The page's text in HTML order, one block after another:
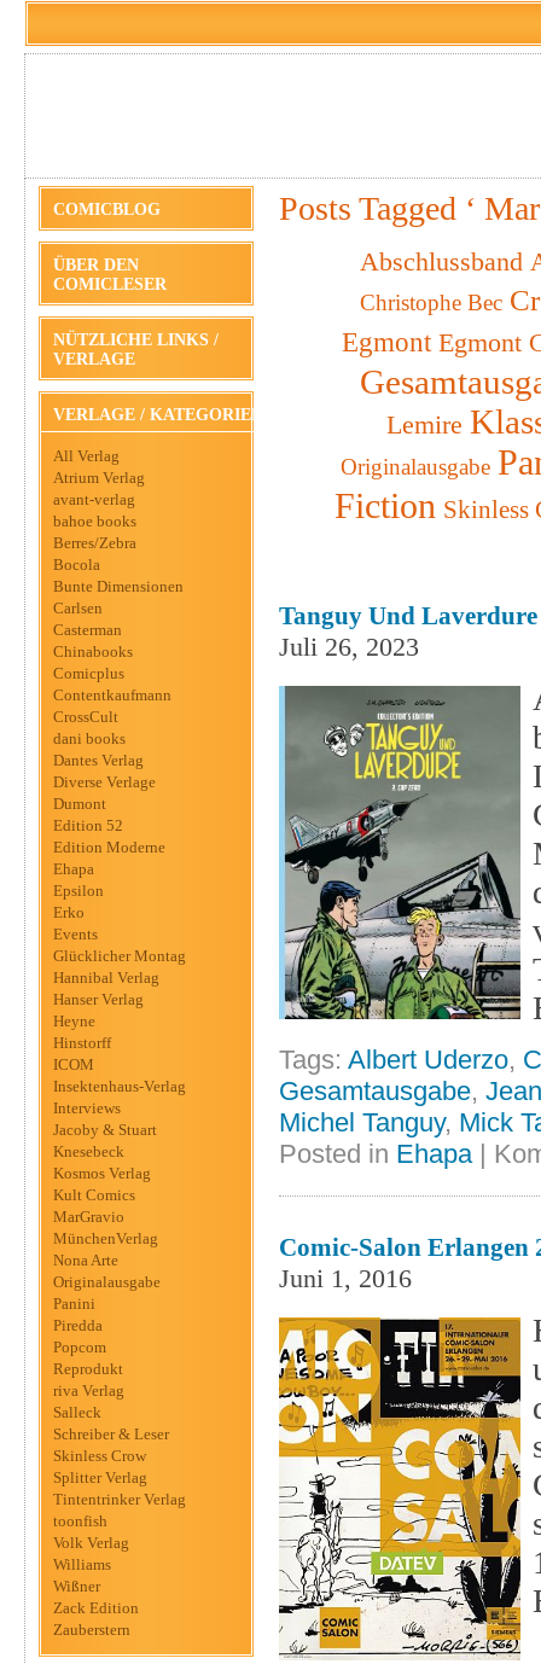
COMICBLOG
ÜBER DEN
COMICLESER
NÜTZLICHE LINKS /
VERLAGE
VERLAGE / KATEGORIEN
All Verlag
Atrium Verlag
avant-verlag
bahoe books
Berres/Zebra
Bocola
Bunte Dimensionen
Carlsen
Casterman
Chinabooks
Comicplus
Contentkaufmann
CrossCult
dani books
Dantes Verlag
Diverse Verlage
Dumont
Edition 52
Edition Moderne
Ehapa
Epsilon
Erko
Events
Glücklicher Montag
Hannibal Verlag
Hanser Verlag
Heyne
Hinstorff
ICOM
Insektenhaus-Verlag
Interviews
Jacoby & Stuart
Knesebeck
Kosmos Verlag
Kult Comics
MarGravio
MünchenVerlag
Nona Arte
Originalausgabe
Panini
Piredda
Popcom
Reprodukt
riva Verlag
Salleck
Schreiber & Leser
Skinless Crow
Splitter Verlag
Tintentrinker Verlag
toonfish
Volk Verlag
Williams
Wißner
Zack Edition
Zauberstern
Posts Tagged ‘
Abschlussband
Christophe Bec
Egmont Egmont
Lemire
Originalausgabe
Fiction Skinless
Tanguy Und
Juli 26, 2023
Tags: Albert Uderzo,
Gesamtausgabe,
Michel Tanguy, Mick
Posted in Ehapa|
Comic-Salon Erlangen
Juni 1, 2016